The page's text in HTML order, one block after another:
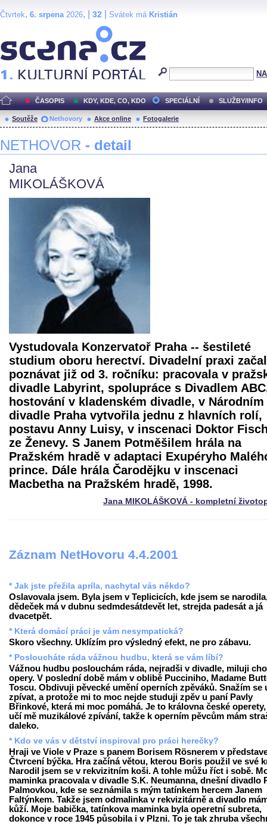
Čtvrtek, 6. srpena2026, | 32 Svátek má Kristián
ČASOPIS KDY, KDE, CO, KDO SPECIÁLNÍ SLUŽBY/INFO
Soutěže Nethovory Akce online Fotogalerie
NETHOVOR - detail
Jana
MIKOLÁŠKOVÁ
Vystudovala Konzervatoř Praha -- šestileté
studium oboru herectví. Divadelní praxi
poznávat již od 3. ročníku: pracovala v
divadle Labyrint, spolupráce s Divadlem
hostování v kladenském divadle, v Národním
divadle Praha vytvořila jednu z hlavních rolí,
postavu Anny Luisy, v inscenaci Doktor
ze Ženevy. S Janem Potměšilem hrála na
Pražském hradě v adaptaci Exupéryho
prince. Dále hrála Čarodějku v inscenaci
Macbethana Pražském hradě, 1998.
Jana MIKOLÁŠKOVÁ - kompletní
Záznam NetHovoru 4.4.2001
* Jak jste přežila apríla, nachytal vás někdo?
Oslavovala jsem. Byla jsem v Teplicicích, kde jsem se
dědeček má v dubnu sedmdesátdevět let, strejda padesát a já
dvacetpět.
* Která domácí práci je vám nesympatická?
Skoro všechny. Uklízím pro výsledný efekt, ne pro zábavu.
* Posloucháte ráda vážnou hudbu, která se vám líbí?
Vážnou hudbu poslouchám ráda, nejradši v divadle, miluji
opery. V poslední době mám v oblibě Pucciniho, Madame
Toscu. Obdivuji pěvecké umění operních zpěváků. Snažím se
zpívat, a protože mi to moc nejde studuji zpěv u paní Pavly
Břinkové, která mi moc pomáhá. Je to královna české operety,
učí mě muzikálové zpívání, takže k operním pěvcům mám
daleko.
* Kdo ve vás v dětství inspiroval pro práci herečky?
Hraji ve Viole v Praze s panem Borisem Rösnerem v
Čtvrcení býčka. Hra začíná větou, kterou Boris použil ve své
Narodil jsem se v rekvizitním koši. A tohle můžu říct i sobě.
maminka pracovala v divadle S.K. Neumanna, dnešní divadlo
Palmovkou, kde se seznámila s mým tatínkem hercem Janem
Faltýnkem. Takže jsem odmalinka v rekvizitárně a divadlo
kůží. Moje babička, tatínkova maminka byla operetní subreta,
dokonce v roce 1945 působila i v Plzni. To je tak zhruba